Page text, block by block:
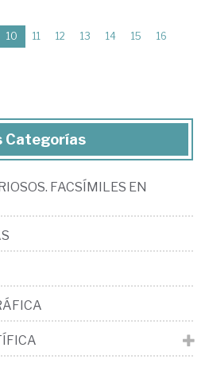
10 (current)
11 12 13 14 15
16
Categorías
FACSÍMILES EN